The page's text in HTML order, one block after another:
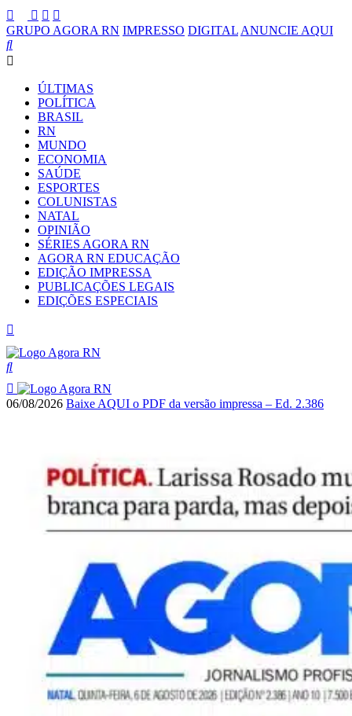
GRUPO AGORA RN IMPRESSO DIGITAL ANUNCIE AQUI
ÚLTIMAS
POLÍTICA
BRASIL
RN
MUNDO
ECONOMIA
SAÚDE
ESPORTES
COLUNISTAS
NATAL
OPINIÃO
SÉRIES AGORA RN
AGORA RN EDUCAÇÃO
EDIÇÃO IMPRESSA
PUBLICAÇÕES LEGAIS
EDIÇÕES ESPECIAIS
06/08/2026 Baixe AQUI o PDF da versão impressa – Ed. 2.386